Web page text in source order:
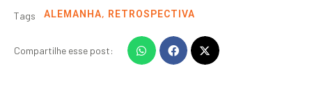
Tags ALEMANHA, RETROSPECTIVA
Compartilhe esse post: